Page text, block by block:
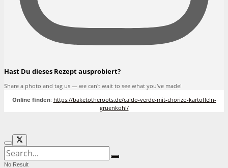
Hast Du dieses Rezept ausprobiert?
Share a photo and tag us — we can't wait to see what you've made!
Online finden: https://baketotheroots.de/caldo-verde-mit-chorizo-kartoffeln-
gruenkohl/
No Result